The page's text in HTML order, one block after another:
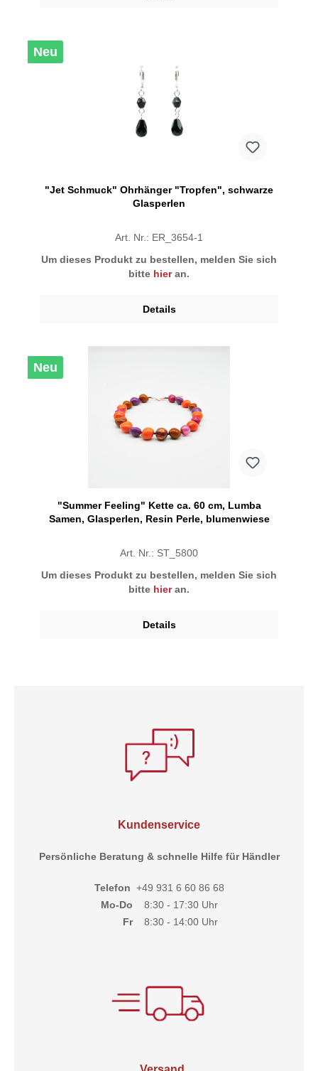
Neu
"Jet Schmuck" Ohrhänger "Tropfen", schwarze
Glasperlen
Art. Nr.: ER_3654-1
Um dieses Produkt zu bestellen, melden Sie sich
bitte hieran.
Details
Neu
"Summer Feeling" Kette ca. 60 cm, Lumba
Samen, Glasperlen, Resin Perle, blumenwiese
Art. Nr.: ST_5800
Um dieses Produkt zu bestellen, melden Sie sich
bitte hieran.
Details
Kundenservice
Persönliche Beratung & schnelle Hilfe für Händler
Telefon +49 931 6 60 86 68
Mo-Do 8:30 - 17:30 Uhr
Fr8:30 - 14:00 Uhr